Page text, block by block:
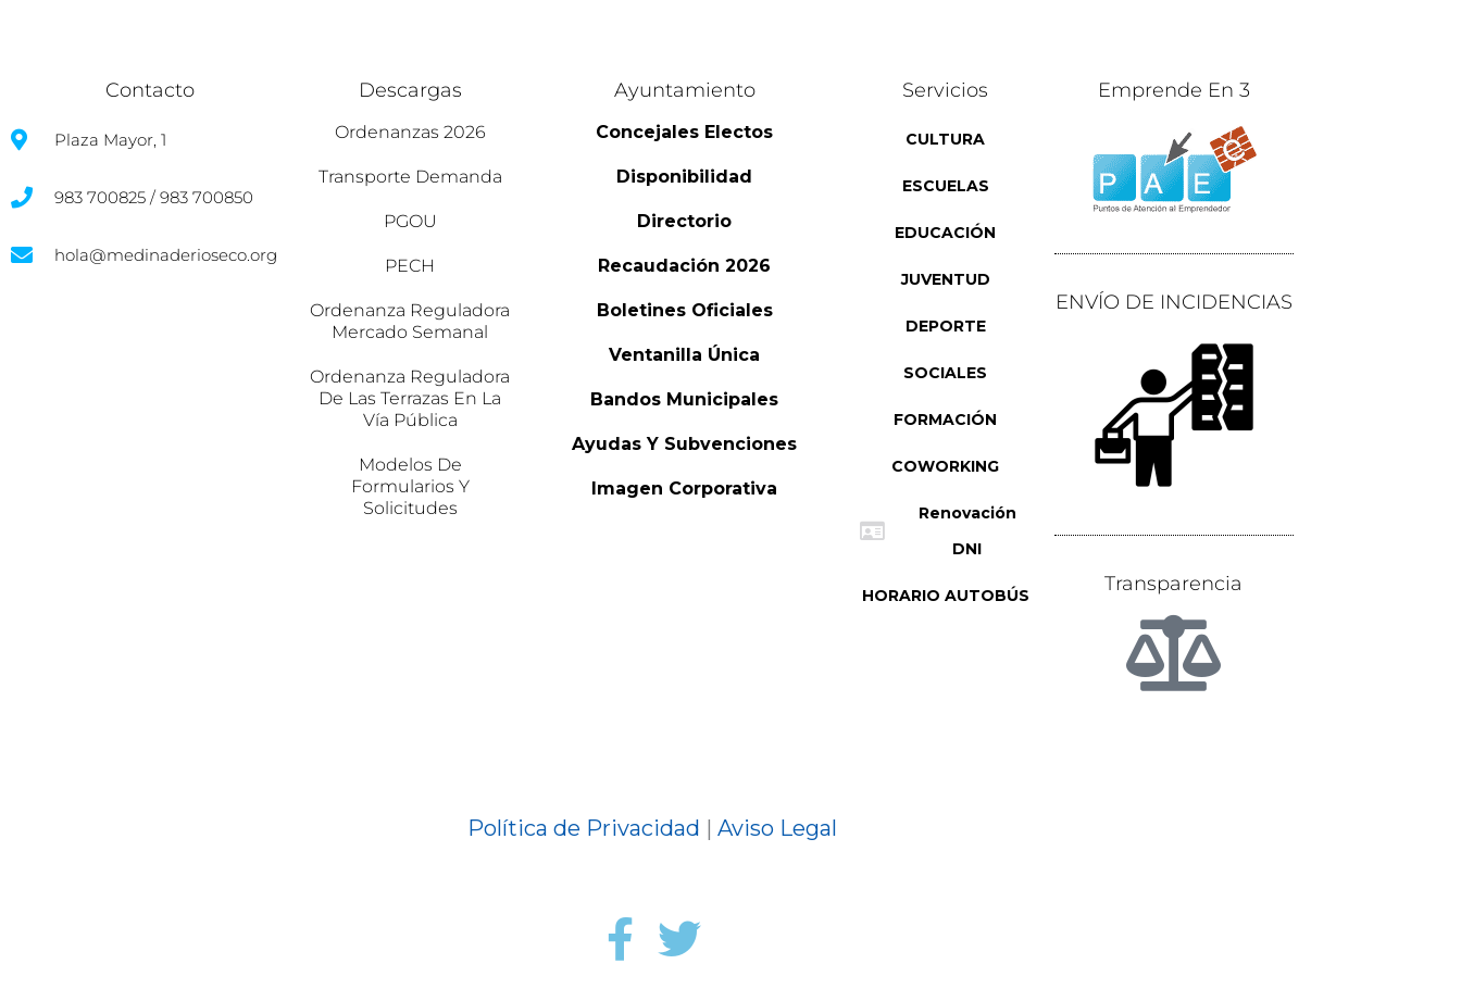
Contacto
Plaza Mayor, 1
983 700825 / 983 700850
hola@medinaderioseco.org
Descargas
Ordenanzas 2026
Transporte Demanda
PGOU
PECH
Ordenanza Reguladora
Mercado Semanal
Ordenanza Reguladora
De Las Terrazas En La
Vía Pública
Modelos De
Formularios Y
Solicitudes
Ayuntamiento
Concejales Electos
Disponibilidad
Directorio
Recaudación 2026
Boletines Oficiales
Ventanilla Única
Bandos Municipales
Ayudas Y Subvenciones
Imagen Corporativa
Servicios
CULTURA
ESCUELAS
EDUCACIÓN
JUVENTUD
DEPORTE
SOCIALES
FORMACIÓN
COWORKING
Renovación
DNI
HORARIO AUTOBÚS
Emprende En 3
ENVÍO DE INCIDENCIAS
Transparencia
Política de Privacidad | Aviso Legal